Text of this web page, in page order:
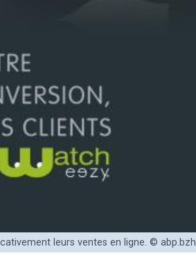
leurs ventes en ligne. © abp.bzh